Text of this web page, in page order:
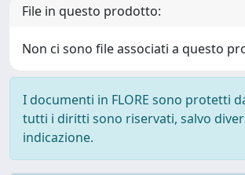
File in questo prodotto:
Non ci sono file associati a questo
I documenti in FLORE sono protetti
tutti i diritti sono riservati, salvo
indicazione.